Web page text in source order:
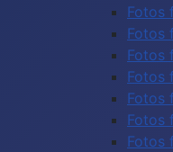
Fotos
Fotos
Fotos
Fotos
Fotos
Fotos
Fotos